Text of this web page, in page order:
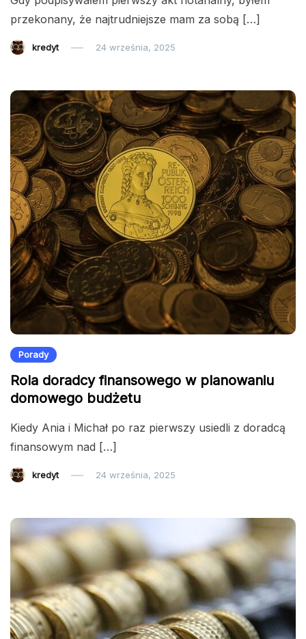
przekonany, że najtrudniejsze mam za sobą […]
kredyt 24 września, 2025
Porady
Rola doradcy finansowego w planowaniu
domowego budżetu
Kiedy Ania i Michał po raz pierwszy usiedli z doradcą
finansowym nad […]
kredyt 24 września, 2025